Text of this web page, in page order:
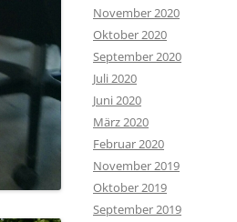
November 2020
Oktober 2020
September 2020
Juli 2020
Juni 2020
März 2020
Februar 2020
November 2019
Oktober 2019
September 2019